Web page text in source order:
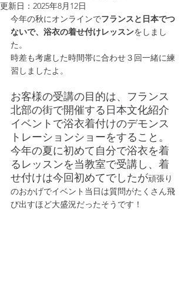
更新日： 2025年8月12日
今年の秋にオンラインでフランスと日本でつ
ないで、浴衣の着せ付けレッスンをしまし
た。
時差も考慮した時間帯に合わせ３回一緒に練
習しましたよ。
お客様の受講の目的は、フランス
北部の街で開催する日本文化紹介
イベントで浴衣着付けのデモンス
トレーションショーをすること。
今年の夏に初めて自分で浴衣を着
るレッスンを当教室で受講し、着
せ付けは今回初めてでしたが頑張り
のおかげでイベント当日は質問がたくさん飛
び出すほど大盛況だったそうです！